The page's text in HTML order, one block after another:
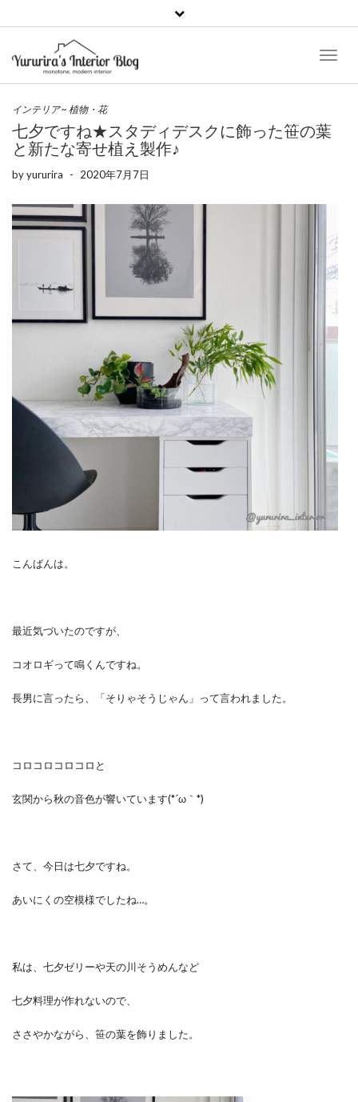
インテリア~ 植物・花
七夕ですね★スタディデスクに飾った笹の葉
と新たな寄せ植え製作♪
byyururira - 2020年7月7日
こんばんは。
最近気づいたのですが、
コオロギって鳴くんですね。
長男に言ったら、「そりゃそうじゃん」って言われました。
コロコロコロコロと
玄関から秋の音色が響いています(*´ω｀*)
さて、今日は七夕ですね。
あいにくの空模様でしたね…。
私は、七夕ゼリーや天の川そうめんなど
七夕料理が作れないので、
ささやかながら、笹の葉を飾りました。